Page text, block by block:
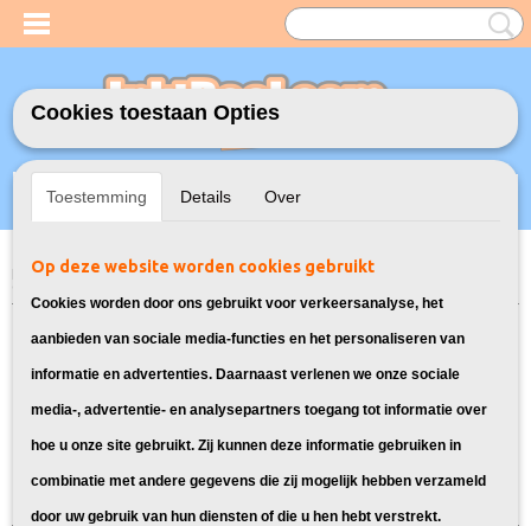
Inloggen Registreren
UW WINKELWAGEN
Home>Model Printer>PG-545/CL-546 Inkt cartridges voor Canon
Bekijk hier alle inkt voor Canon
Pixma TS3352:
Cookies toestaan Opties
Toestemming Details Over
Op deze website worden cookies gebruikt
Cookies worden door ons gebruikt voor verkeersanalyse, het
aanbieden van sociale media-functies en het personaliseren van
informatie en advertenties. Daarnaast verlenen we onze sociale
media-, advertentie- en analysepartners toegang tot informatie over
hoe u onze site gebruikt. Zij kunnen deze informatie gebruiken in
combinatie met andere gegevens die zij mogelijk hebben verzameld
door uw gebruik van hun diensten of die u hen hebt verstrekt.